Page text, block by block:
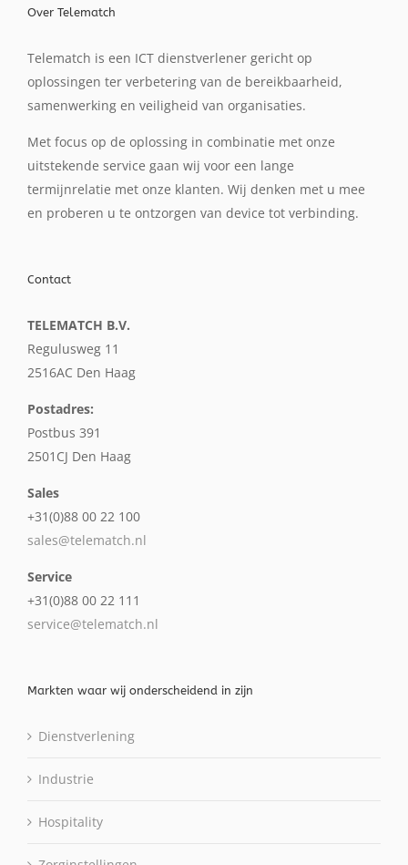
Over Telematch
Telematch is een ICT dienstverlener gericht op
oplossingen ter verbetering van de bereikbaarheid,
samenwerking en veiligheid van organisaties.
Met focus op de oplossing in combinatie met onze
uitstekende service gaan wij voor een lange
termijnrelatie met onze klanten. Wij denken met u mee
en proberen u te ontzorgen van device tot verbinding.
Contact
TELEMATCH B.V.
Regulusweg 11
2516AC Den Haag
Postadres:
Postbus 391
2501CJ Den Haag
Sales
+31(0)88 00 22 100
sales@telematch.nl
Service
+31(0)88 00 22 111
service@telematch.nl
Markten waar wij onderscheidend in zijn
Dienstverlening
Industrie
Hospitality